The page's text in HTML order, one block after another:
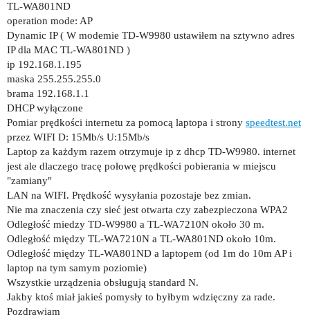
TL-WA801ND
operation mode: AP
Dynamic IP ( W modemie TD-W9980 ustawiłem na sztywno adres
IP dla MAC TL-WA801ND )
ip 192.168.1.195
maska 255.255.255.0
brama 192.168.1.1
DHCP wyłączone
Pomiar prędkości internetu za pomocą laptopa i strony speedtest.net
przez WIFI D: 15Mb/s U:15Mb/s
Laptop za każdym razem otrzymuje ip z dhcp TD-W9980. internet
jest ale dlaczego tracę połowę prędkości pobierania w miejscu
"zamiany"
LAN na WIFI. Prędkość wysyłania pozostaje bez zmian.
Nie ma znaczenia czy sieć jest otwarta czy zabezpieczona WPA2
Odległość miedzy TD-W9980 a TL-WA7210N około 30 m.
Odległość między TL-WA7210N a TL-WA801ND około 10m.
Odległość między TL-WA801ND a laptopem (od 1m do 10m AP i
laptop na tym samym poziomie)
Wszystkie urządzenia obsługują standard N.
Jakby ktoś miał jakieś pomysły to byłbym wdzięczny za rade.
Pozdrawiam